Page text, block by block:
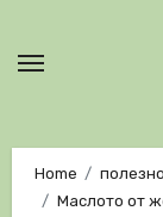
Home
полезно
Маслото от